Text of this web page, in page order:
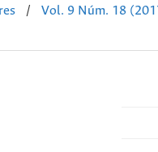
/ Vol. 9 Núm. 18